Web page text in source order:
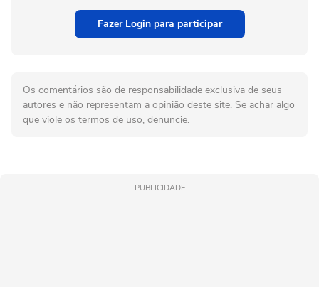
Fazer Login para participar
Os comentários são de responsabilidade exclusiva de seus
autores e não representam a opinião deste site. Se achar algo
que viole os termos de uso, denuncie.
PUBLICIDADE